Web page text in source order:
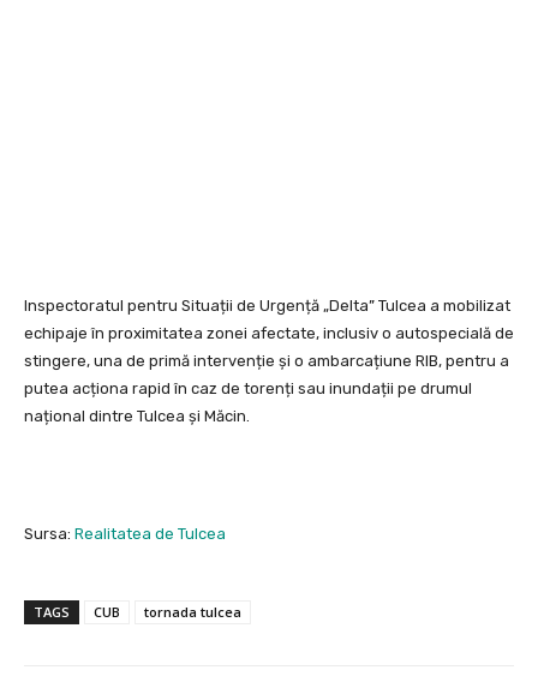
Inspectoratul pentru Situații de Urgență „Delta” Tulcea a mobilizat
echipaje în proximitatea zonei afectate, inclusiv o autospecială de
stingere, una de primă intervenție și o ambarcațiune RIB, pentru a
putea acționa rapid în caz de torenți sau inundații pe drumul
național dintre Tulcea și Măcin.
Sursa: Realitatea de Tulcea
TAGS CUB tornada tulcea